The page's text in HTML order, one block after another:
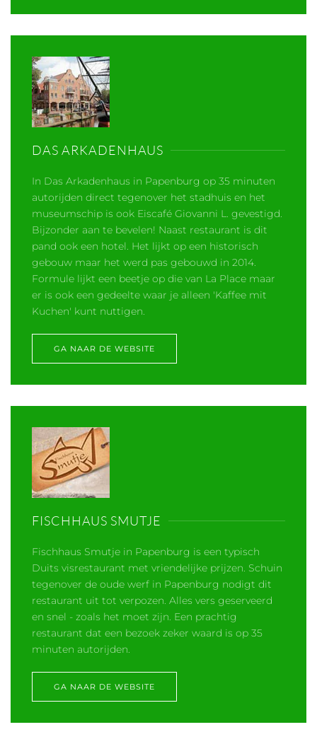
DAS ARKADENHAUS
In Das Arkadenhaus in Papenburg op 35 minuten
autorijden direct tegenover het stadhuis en het
museumschip is ook Eiscafé Giovanni L. gevestigd.
Bijzonder aan te bevelen! Naast restaurant is dit
pand ook een hotel. Het lijkt op een historisch
gebouw maar het werd pas gebouwd in 2014.
Formule lijkt een beetje op die van La Place maar
er is ook een gedeelte waar je alleen 'Kaffee mit
Kuchen' kunt nuttigen.
GA NAAR DE WEBSITE
FISCHHAUS SMUTJE
Fischhaus Smutje in Papenburg is een typisch
Duits visrestaurant met vriendelijke prijzen. Schuin
tegenover de oude werf in Papenburg nodigt dit
restaurant uit tot verpozen. Alles vers geserveerd
en snel - zoals het moet zijn. Een prachtig
restaurant dat een bezoek zeker waard is op 35
minuten autorijden.
GA NAAR DE WEBSITE